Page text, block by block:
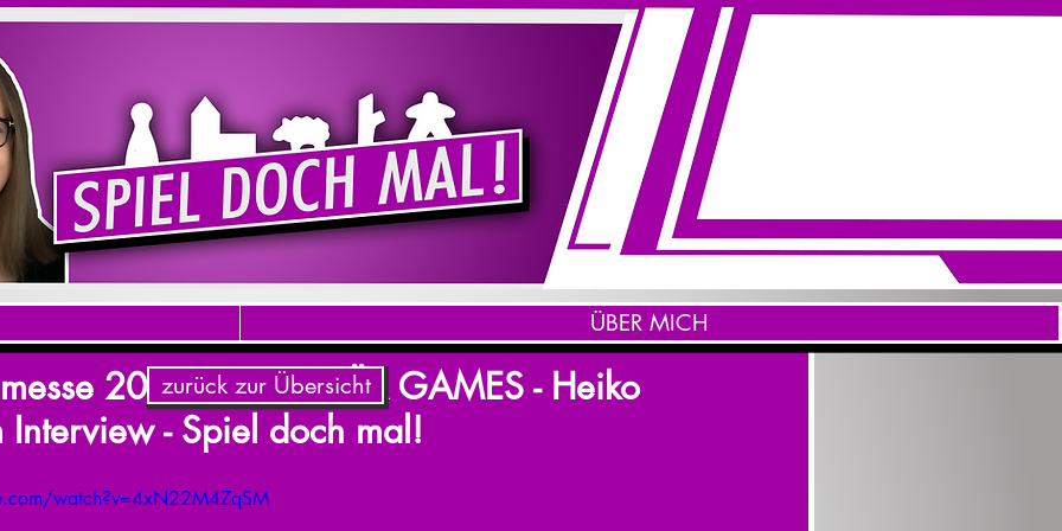
2024 - HEIDELBÄR GAMES - Heiko
Interview - Spiel doch mal!
watch?v=4xN22M4ZqSM
zurück zur Übersicht
ÜBER MICH